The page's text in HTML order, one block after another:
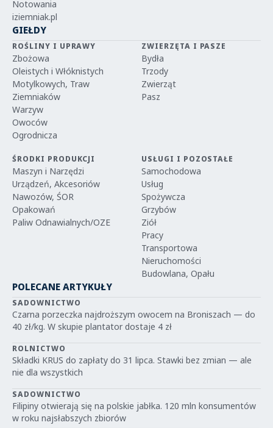
Notowania
iziemniak.pl
GIEŁDY
ROŚLINY I UPRAWY
Zbożowa
Oleistych i Włóknistych
Motylkowych, Traw
Ziemniaków
Warzyw
Owoców
Ogrodnicza
ZWIERZĘTA I PASZE
Bydła
Trzody
Zwierząt
Pasz
ŚRODKI PRODUKCJI
Maszyn i Narzędzi
Urządzeń, Akcesoriów
Nawozów, ŚOR
Opakowań
Paliw Odnawialnych/OZE
USŁUGI I POZOSTAŁE
Samochodowa
Usług
Spożywcza
Grzybów
Ziół
Pracy
Transportowa
Nieruchomości
Budowlana, Opału
POLECANE ARTYKUŁY
SADOWNICTWO
Czarna porzeczka najdroższym owocem na Broniszach — do
40 zł/kg. W skupie plantator dostaje 4 zł
ROLNICTWO
Składki KRUS do zapłaty do 31 lipca. Stawki bez zmian — ale
nie dla wszystkich
SADOWNICTWO
Filipiny otwierają się na polskie jabłka. 120 mln konsumentów
w roku najsłabszych zbiorów